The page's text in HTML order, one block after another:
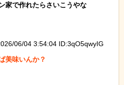
家で作れたらさいこうやな
06/04 3:54:04 ID:3qO5qwyIG
美味いんか？